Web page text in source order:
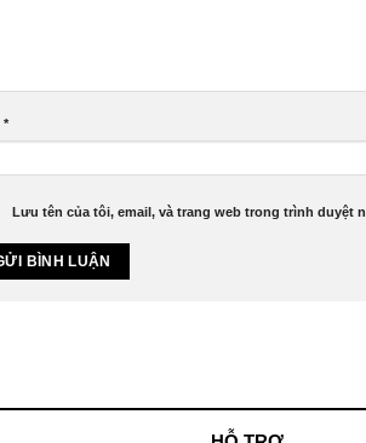
*
Lưu tên của tôi, email, và trang web trong trình duyệt